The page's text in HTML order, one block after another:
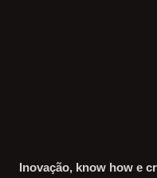
Inovação, know how e